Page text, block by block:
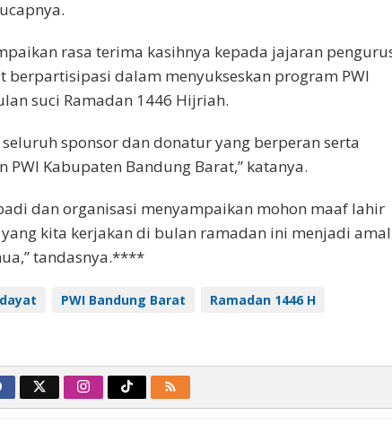
rasa terima kasihnya kepada jajaran
berpartisipasi dalam menyukseskan program PWI
suci Ramadan 1446 Hijriah.
sponsor dan donatur yang berperan serta
PWI Kabupaten Bandung Barat,” katanya.
dan organisasi menyampaikan mohon maaf lahir
kita kerjakan di bulan ramadan ini menjadi amal
tandasnya.****
PWI Bandung Barat Ramadan 1446 H